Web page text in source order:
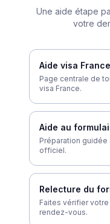
Une aide étape
votre
Aide visa France
Page centrale de
visa France.
Aide au
Préparation
officiel.
Relecture du
Faites vérifier
rendez-vous.